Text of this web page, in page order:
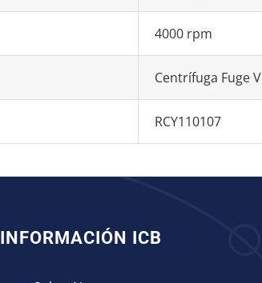
4000 rpm
Centrífuga Fuge V
RCY110107
INFORMACIÓN ICB